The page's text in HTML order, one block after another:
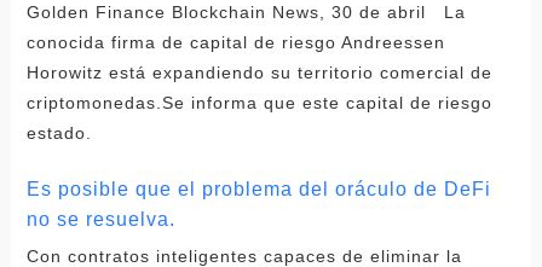
Golden Finance Blockchain News, 30 de abril La
conocida firma de capital de riesgo Andreessen
Horowitz está expandiendo su territorio comercial de
criptomonedas.Se informa que este capital de riesgo
estado.
Es posible que el problema del oráculo de DeFi
no se resuelva.
Con contratos inteligentes capaces de eliminar la